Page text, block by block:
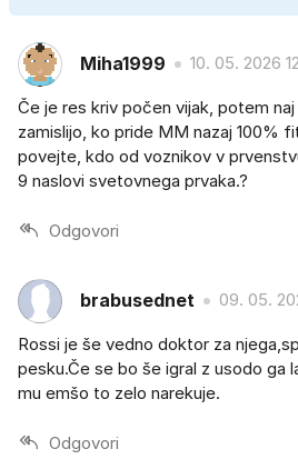
Miha1999 10. 05. 2026
Če je res kriv počen vijak, potem
zamislijo, ko pride MM nazaj 100%
povejte, kdo od voznikov v
9 naslovi svetovnega prvaka.?
Odgovori
brabusednet 09. 05.
Rossi je še vedno doktor za
pesku.Če se bo še igral z usodo ga
mu emšo to zelo narekuje.
Odgovori